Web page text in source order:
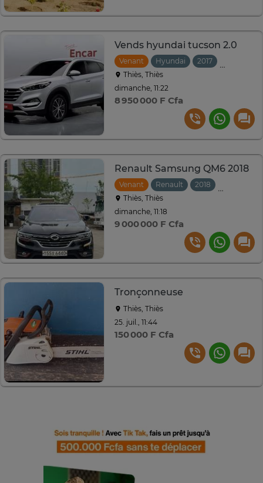
Vends hyundai tucson 2.0
Venant Hyundai 2017
Thiès, Thiès
dimanche, 11:22
8 950 000 F Cfa
Renault Samsung QM6 2018
Venant Renault 2018
Thiès, Thiès
dimanche, 11:18
9 000 000 F Cfa
Tronçonneuse
Thiès, Thiès
25. juil., 11:44
150 000 F Cfa